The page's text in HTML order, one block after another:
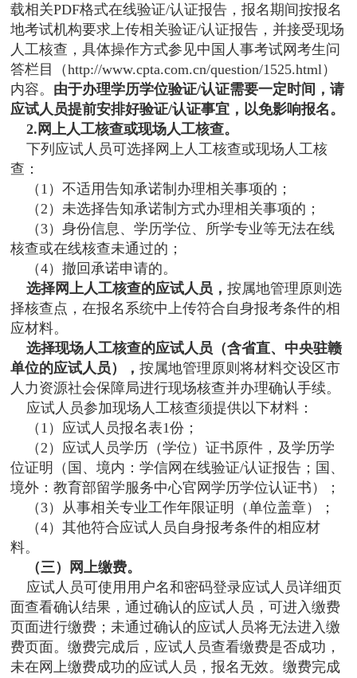
载相关PDF格式在线验证/认证报告，报名期间按报名
地考试机构要求上传相关验证/认证报告，并接受现场
人工核查，具体操作方式参见中国人事考试网考生问
答栏目（http://www.cpta.com.cn/question/1525.html）
内容。 由于办理学历学位验证/认证需要一定时间，请
应试人员提前安排好验证/认证事宜，以免影响报名。
2.网上人工核查或现场人工核查。
下列应试人员可选择网上人工核查或现场人工核
查：
（1）不适用告知承诺制办理相关事项的；
（2）未选择告知承诺制方式办理相关事项的；
（3）身份信息、学历学位、所学专业等无法在线
核查或在线核查未通过的；
（4）撤回承诺申请的。
选择网上人工核查的应试人员，按属地管理原则选
择核查点，在报名系统中上传符合自身报考条件的相
应材料。
选择现场人工核查的应试人员（含省直、中央驻赣
单位的应试人员） ，按属地管理原则将材料交设区市
人力资源社会保障局进行现场核查并办理确认手续。
应试人员参加现场人工核查须提供以下材料：
（1）应试人员报名表1份；
（2）应试人员学历（学位）证书原件，及学历学
位证明（国、境内：学信网在线验证/认证报告；国、
境外：教育部留学服务中心官网学历学位认证书）；
（3）从事相关专业工作年限证明（单位盖章）；
（4）其他符合应试人员自身报考条件的相应材
料。
（三）网上缴费。
应试人员可使用用户名和密码登录应试人员详细页
面查看确认结果，通过确认的应试人员，可进入缴费
页面进行缴费；未通过确认的应试人员将无法进入缴
费页面。缴费完成后，应试人员查看缴费是否成功，
未在网上缴费成功的应试人员，报名无效。缴费完成